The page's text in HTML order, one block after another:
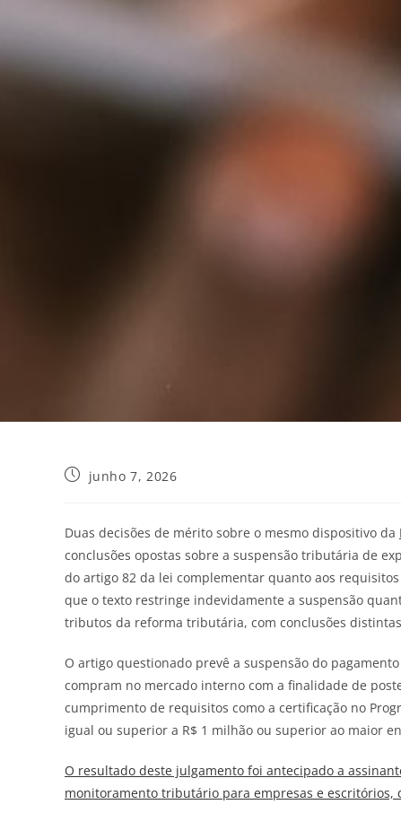
junho 7, 2026
Duas decisões de mérito sobre o mesmo dispositivo da
conclusões opostas sobre a suspensão tributária de
do artigo 82 da lei complementar quanto aos
que o texto restringe indevidamente a suspensão
tributos da reforma tributária, com conclusões
O artigo questionado prevê a suspensão do
compram no mercado interno com a finalidade de
cumprimento de requisitos como a certificação no
igual ou superior a R$ 1 milhão ou superior ao maior
O resultado deste julgamento foi antecipado a
monitoramento tributário para empresas e escritórios,